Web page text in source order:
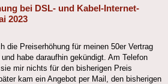
bei DSL- und Kabel-Internet-
2023
die Preiserhöhung für meinen 50er Vertrag
habe daraufhin gekündigt. Am Telefon
mir nichts für den bisherigen Preis
kam ein Angebot per Mail, den bisherigen